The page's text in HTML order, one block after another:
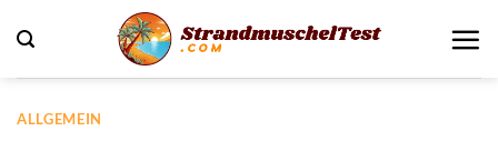
Inhalt
springen
ALLGEMEIN